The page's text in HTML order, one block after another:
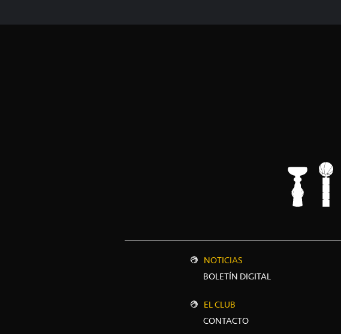
NOTICIAS
BOLETÍN DIGITAL
EL CLUB
CONTACTO